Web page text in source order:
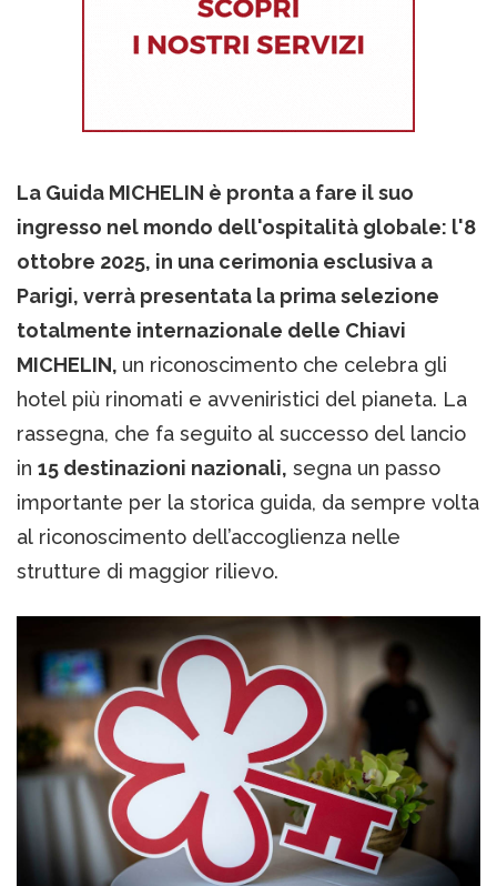
La Guida MICHELIN è pronta a fare il suo
ingresso nel mondo dell'ospitalità globale: l'8
ottobre 2025, in una cerimonia esclusiva a
Parigi, verrà presentata la prima selezione
totalmente internazionale delle Chiavi
MICHELIN, un riconoscimento che celebra gli
hotel più rinomati e avveniristici del pianeta. La
rassegna, che fa seguito al successo del lancio
in 15 destinazioni nazionali, segna un passo
importante per la storica guida, da sempre volta
al riconoscimento dell’accoglienza nelle
strutture di maggior rilievo.